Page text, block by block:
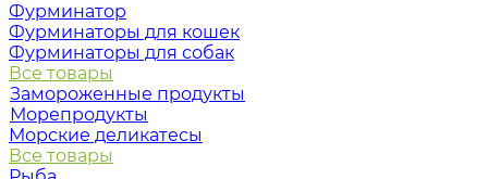
Фурминатор
Фурминаторы для кошек
Фурминаторы для собак
Все товары
Замороженные продукты
Морепродукты
Морские деликатесы
Все товары